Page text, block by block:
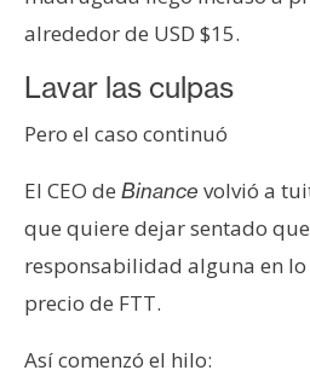
P
u
b
i
i
d
a
d
alrededor de USD $15.
Lavar las culpas
Pero el caso continuó
El CEO de Binance volvió a
que quiere dejar sentado
responsabilidad alguna en
precio de FTT.
Así comenzó el hilo: